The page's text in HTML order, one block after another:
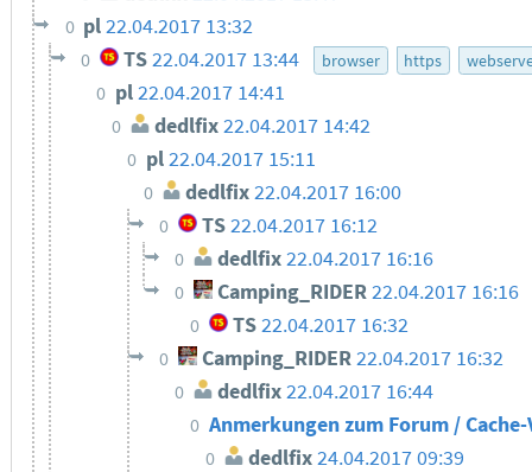
0 pl22.04.2017 13:32
0 TS 22.04.2017 13:44 browser https
0 pl22.04.2017 14:41
0 dedlfix22.04.2017 14:42
0 pl22.04.2017 15:11
0 dedlfix22.04.2017 16:00
0 TS 22.04.2017 16:12
0 dedlfix22.04.2017 16:16
0 Camping_RIDER22.04.2017 16:16
0 TS22.04.2017 16:32
0 Camping_RIDER 22.04.2017 16:32
0 dedlfix22.04.2017 16:44
0 Anmerkungen zum Forum /
0 dedlfix24.04.2017 09:39